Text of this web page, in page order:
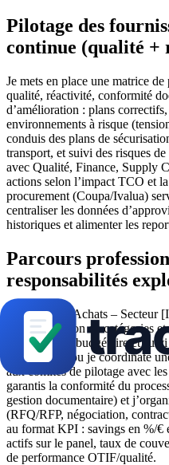
Pilotage des
continue (qualité +
Je mets en place une matrice
qualité, réactivité, conformité
d’amélioration : plans
environnements à risque
conduis des plans de
transport, et suivi des risques
avec Qualité, Finance, Supply
actions selon l’impact TCO et
procurement (Coupa/Ivalua)
centraliser les données
historiques et alimenter les
Parcours
responsabilités
Responsable Achats –
(dates) : gestion de catégories
avec pilotage budgétaire et
d’acheteurs (ou je coordinate
aux comités de pilotage avec
garantis la conformité du
gestion documentaire) et
(RFQ/RFP, négociation,
au format KPI : savings en %/€
actifs sur le panel, taux de
de performance OTIF/qualité.